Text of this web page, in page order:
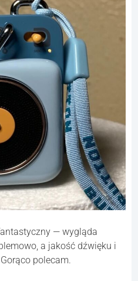
— wygląda
a jakość dźwięku i
polecam.